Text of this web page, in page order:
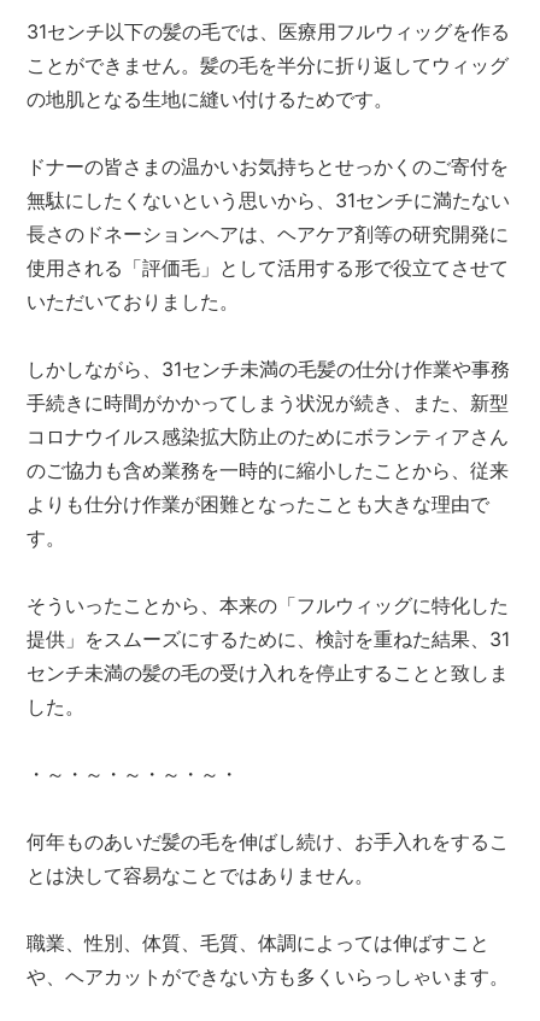
31センチ以下の髪の毛では、医療用フルウィッグを作る
ことができません。髪の毛を半分に折り返してウィッグ
の地肌となる生地に縫い付けるためです。
ドナーの皆さまの温かいお気持ちとせっかくのご寄付を
無駄にしたくないという思いから、31センチに満たない
長さのドネーションヘアは、ヘアケア剤等の研究開発に
使用される「評価毛」として活用する形で役立てさせて
いただいておりました。
しかしながら、31センチ未満の毛髪の仕分け作業や事務
手続きに時間がかかってしまう状況が続き、また、新型
コロナウイルス感染拡大防止のためにボランティアさん
のご協力も含め業務を一時的に縮小したことから、従来
よりも仕分け作業が困難となったことも大きな理由で
す。
そういったことから、本来の「フルウィッグに特化した
提供」をスムーズにするために、検討を重ねた結果、31
センチ未満の髪の毛の受け入れを停止することと致しま
した。
・～・～・～・～・～・
何年ものあいだ髪の毛を伸ばし続け、お手入れをするこ
とは決して容易なことではありません。
職業、性別、体質、毛質、体調によっては伸ばすこと
や、ヘアカットができない方も多くいらっしゃいます。